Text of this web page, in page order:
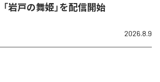
岩戸の舞姫」を配信開始
2026.8.9